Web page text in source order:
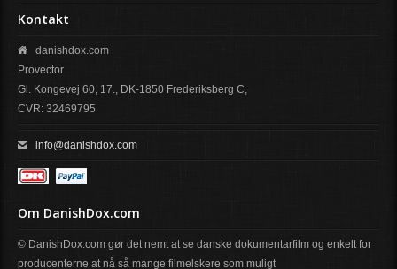
Kontakt
danishdox.com
Provector
Gl. Kongevej 60, 17., DK-1850 Frederiksberg C,
CVR: 32469795
info@danishdox.com
Om DanishDox.com
© DanishDox.com gør det nemt at se danske dokumentarfilm og enkelt for
producenterne at nå så mange filmelskere som muligt